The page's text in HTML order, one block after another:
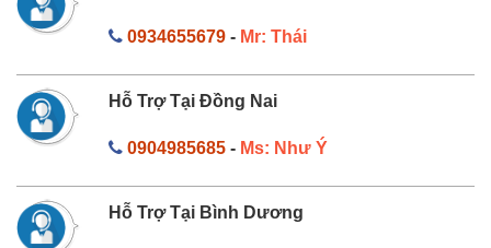
0934655679- Mr: Thái
Hỗ Trợ Tại Đồng Nai
0904985685- Ms: Như Ý
Hỗ Trợ Tại Bình Dương